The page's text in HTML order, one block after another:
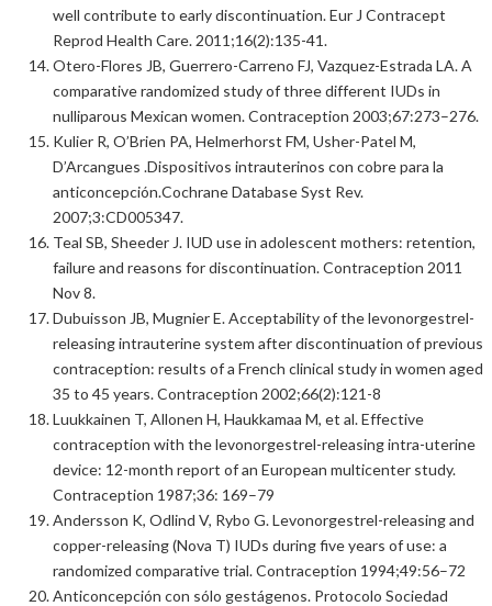
well contribute to early discontinuation. Eur J Contracept
Reprod Health Care. 2011;16(2):135-41.
Otero-Flores JB, Guerrero-Carreno FJ, Vazquez-Estrada LA. A
comparative randomized study of three different IUDs in
nulliparous Mexican women. Contraception 2003;67:273–276.
Kulier R, O’Brien PA, Helmerhorst FM, Usher-Patel M,
D’Arcangues .Dispositivos intrauterinos con cobre para la
anticoncepción.Cochrane Database Syst Rev.
2007;3:CD005347.
Teal SB, Sheeder J. IUD use in adolescent mothers: retention,
failure and reasons for discontinuation. Contraception 2011
Nov 8.
Dubuisson JB, Mugnier E. Acceptability of the levonorgestrel-
releasing intrauterine system after discontinuation of previous
contraception: results of a French clinical study in women aged
35 to 45 years. Contraception 2002;66(2):121-8
Luukkainen T, Allonen H, Haukkamaa M, et al. Effective
contraception with the levonorgestrel-releasing intra-uterine
device: 12-month report of an European multicenter study.
Contraception 1987;36: 169–79
Andersson K, Odlind V, Rybo G. Levonorgestrel-releasing and
copper-releasing (Nova T) IUDs during five years of use: a
randomized comparative trial. Contraception 1994;49:56–72
Anticoncepción con sólo gestágenos. Protocolo Sociedad